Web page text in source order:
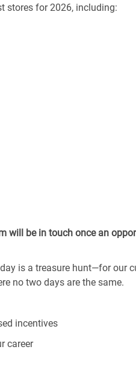
stores for 2026, including:
will be in touch once an
is a treasure hunt—for our
no two days are the same.
incentives
career